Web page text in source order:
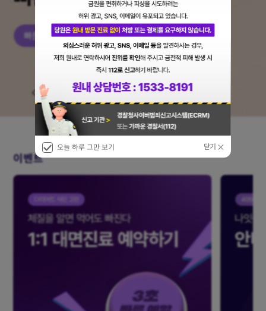
오늘 하루 그만 보기 닫기
그인 없이 쉽고 빠른 진료 예약
상담 없이 빠른 예약
|6
이벤트